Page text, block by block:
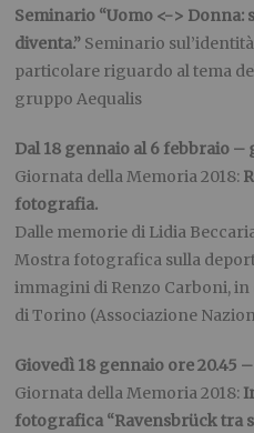
Seminario “Uomo <-> Donna:
diventa.” Seminario
particolare riguardo al tema
gruppo Aequalis
Dal 18 gennaio al 6 febbraio –
Giornata della Memoria 2018:
fotografia.
Dalle memorie di Lidia
Mostra fotografica sulla
immagini di Renzo Carboni, in
di Torino (Associazione
Giovedì 18 gennaio ore 20.45
Giornata della Memoria 2018:
fotografica “Ravensbrück tra